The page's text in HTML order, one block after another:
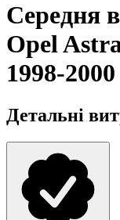
Середня
Opel
1998-2000
Детальні